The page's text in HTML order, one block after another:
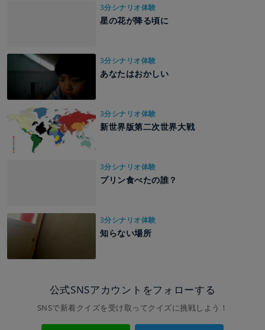
3分シナリオ体験
星の花が降る頃に
3分シナリオ体験
あなたはおかしい
3分シナリオ体験
新世界版第二次世界大戦
3分シナリオ体験
プリン食べたの誰？
3分シナリオ体験
知らない場所
公式SNSアカウントをフォローする
SNSで新着クイズを受け取ってクイズに挑戦しよう！